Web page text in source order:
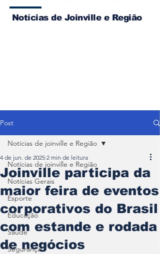
Notícias de Joinville e Região
Post
Notícias de joinville e Região
Notícias Gerais
Esporte
Educação
Saúde
Segurança
Notícias de joinville e Região
Joinville participa da
maior feira de eventos
corporativos do Brasil
com estande e rodada
de negócios
4 de jun. de 2025 2 min de leitura